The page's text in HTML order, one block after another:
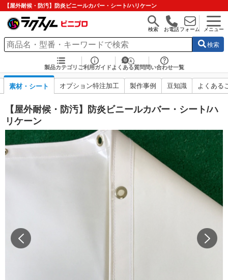
【屋外耐候・防汚】防炎ビニールカバー・シート/ハリケーン
検索 お電話フォーム メニュー
検索
製品カテゴリ ご利用ガイド よくある質問 問い合わせ一覧
素材・シート オプション特注加工 製作事例 豆知識 よくある
【屋外耐候・防汚】防炎ビニールカバー・シート/ハ
リケーン